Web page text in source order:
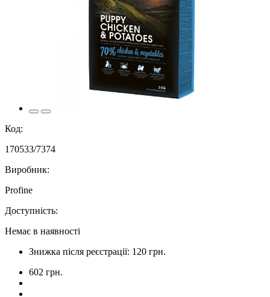
Код:
170533/7374
Виробник:
Profine
Доступність:
Немає в наявності
Знижка після реєстрації: 120 грн.
602 грн.